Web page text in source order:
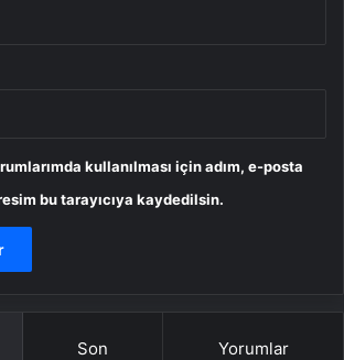
kullanılması için adım, e-posta
bu tarayıcıya kaydedilsin.
Son Yorumlar